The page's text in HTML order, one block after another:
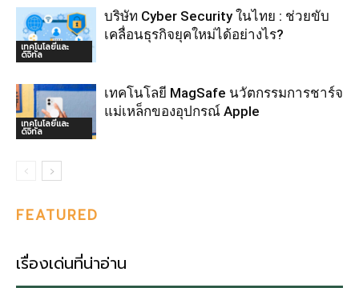
เทคโนโลยีและ
ดิจิทัล
บริษัท Cyber Security ในไทย : ช่วยขับ
เคลื่อนธุรกิจยุคใหม่ได้อย่างไร?
เทคโนโลยีและ
ดิจิทัล
เทคโนโลยี MagSafe นวัตกรรมการชาร์จ
แม่เหล็กของอุปกรณ์ Apple
FEATURED
เรื่องเด่นที่น่าอ่าน